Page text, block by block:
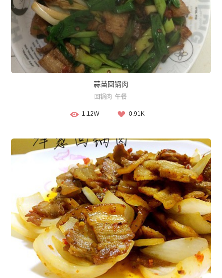
蒜苗回锅肉
回锅肉 午餐
1.12W 0.91K